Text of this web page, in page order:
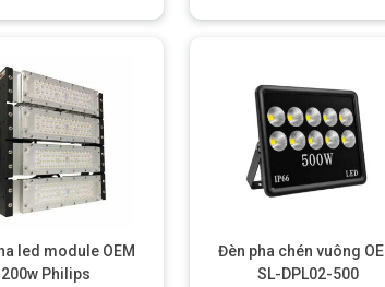
led module OEM
200w Philips
Đèn pha chén vuông
SL-DPL02-500